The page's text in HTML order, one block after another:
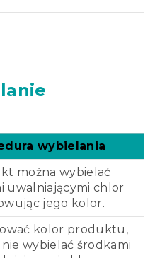
wybielania
można wybielać
uwalniającymi chlor
jego kolor.
kolor produktu,
wybielać środkami